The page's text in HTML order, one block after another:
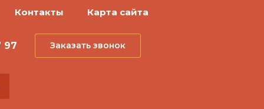
Контакты Карта сайта
97 Заказать звонок